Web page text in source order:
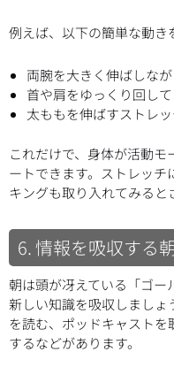
例えば、以下の簡単な動き
両腕を大きく伸ばしなが
首や肩をゆっくり回して
太ももを伸ばすストレ
これだけで、身体が活動モ
ートできます。ストレッ
キングも取り入れてみると
6. 情報を吸収する
朝は頭が冴えている「ゴー
新しい知識を吸収しましょ
を読む、ポッドキャストを
するなどがあります。